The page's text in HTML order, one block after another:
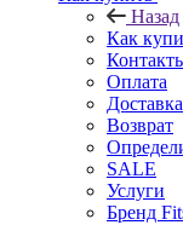
Назад
Как
Оплата
Доставка
Возврат
SALE
Услуги
Бренд